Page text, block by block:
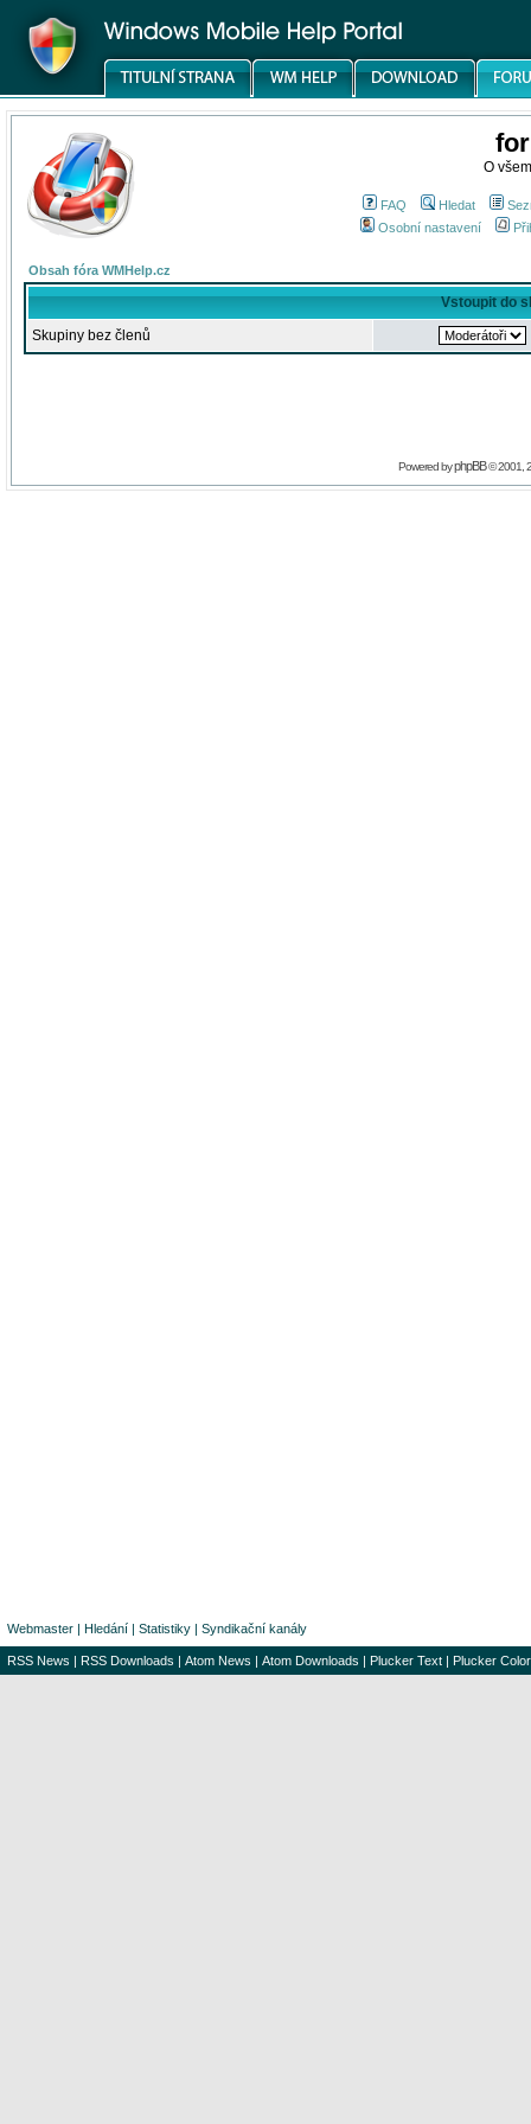
O
FAQ Hledat
Osobní nastavení
Obsah fóra WMHelp.cz
Vstoupit do
Skupiny bez členů
Powered byphpBB© 2001,
Webmaster | Hledání | Statistiky | Syndikační kanály
RSS News | RSS Downloads | Atom News | Atom Downloads | Plucker Text | Plucker Color